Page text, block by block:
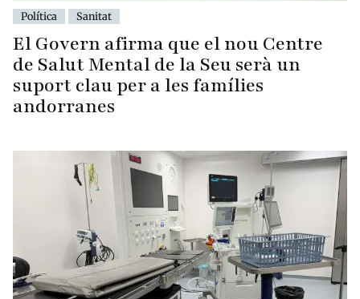
Política Sanitat
El Govern afirma que el nou Centre
de Salut Mental de la Seu serà un
suport clau per a les famílies
andorranes